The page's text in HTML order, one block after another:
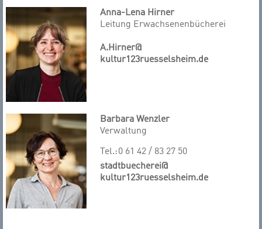
Anna-Lena Hirner
Leitung Erwachsenenbücherei
A.Hirner@
kultur123ruesselsheim.de
Barbara Wenzler
Verwaltung
Tel.:0 61 42 / 83 27 50
stadtbuecherei@
kultur123ruesselsheim.de